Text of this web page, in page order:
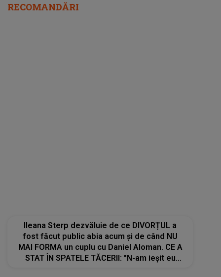
RECOMANDĂRI
Ileana Sterp dezvăluie de ce DIVORȚUL a
fost făcut public abia acum și de când NU
MAI FORMA un cuplu cu Daniel Aloman. CE A
STAT ÎN SPATELE TĂCERII: "N-am ieșit eu